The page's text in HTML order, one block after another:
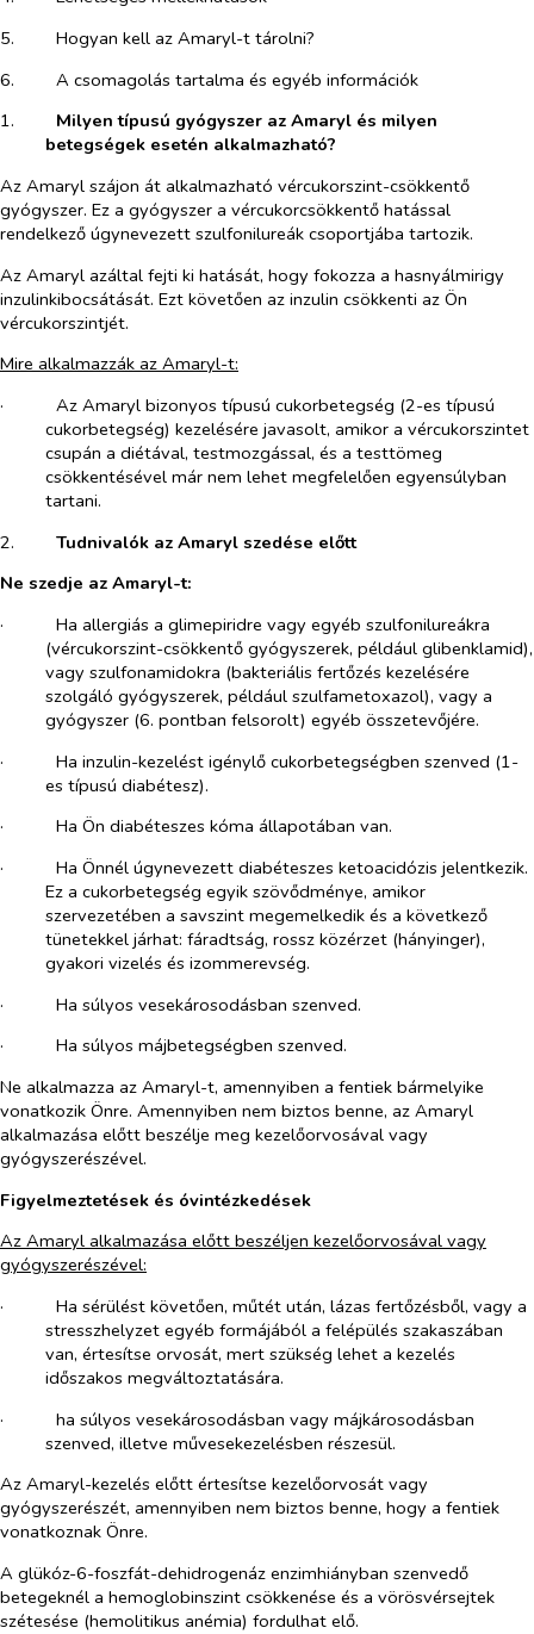
5.​
Hogyan kell az Amaryl-t tárolni?
6.​
A csomagolás tartalma és egyéb információk
1.​
Milyen típusú gyógyszer az Amaryl és milyen
betegségek esetén alkalmazható?
Az Amaryl szájon át alkalmazható vércukorszint-csökkentő
gyógyszer. Ez a gyógyszer a vércukorcsökkentő hatással
rendelkező úgynevezett szulfonilureák csoportjába tartozik.
Az Amaryl azáltal fejti ki hatását, hogy fokozza a hasnyálmirigy
inzulinkibocsátását. Ezt követően az inzulin csökkenti az Ön
vércukorszintjét.
Mire alkalmazzák az Amaryl-t:
·​
Az Amaryl bizonyos típusú cukorbetegség (2-es típusú
cukorbetegség) kezelésére javasolt, amikor a vércukorszintet
csupán a diétával, testmozgással, és a testtömeg
csökkentésével már nem lehet megfelelően egyensúlyban
tartani.
2.​
Tudnivalók az Amaryl szedése előtt
Ne szedje az Amaryl-t:
·​
Ha allergiás a glimepiridre vagy egyéb szulfonilureákra
(vércukorszint-csökkentő gyógyszerek, például glibenklamid),
vagy szulfonamidokra (bakteriális fertőzés kezelésére
szolgáló gyógyszerek, például szulfametoxazol), vagy a
gyógyszer (6. pontban felsorolt) egyéb összetevőjére.
·​
Ha inzulin-kezelést igénylő cukorbetegségben szenved (1-
es típusú diabétesz).
·​
Ha Ön diabéteszes kóma állapotában van.
·​
Ha Önnél úgynevezett diabéteszes ketoacidózis jelentkezik.
Ez a cukorbetegség egyik szövődménye, amikor
szervezetében a savszint megemelkedik és a következő
tünetekkel járhat: fáradtság, rossz közérzet (hányinger),
gyakori vizelés és izommerevség.
·​
Ha súlyos vesekárosodásban szenved.
·​
Ha súlyos májbetegségben szenved.
Ne alkalmazza az Amaryl-t, amennyiben a fentiek bármelyike
vonatkozik Önre. Amennyiben nem biztos benne, az Amaryl
alkalmazása előtt beszélje meg kezelőorvosával vagy
gyógyszerészével.
Figyelmeztetések és óvintézkedések
Az Amaryl alkalmazása előtt beszéljen kezelőorvosával vagy
gyógyszerészével:
·​
Ha sérülést követően, műtét után, lázas fertőzésből, vagy a
stresszhelyzet egyéb formájából a felépülés szakaszában
van, értesítse orvosát, mert szükség lehet a kezelés
időszakos megváltoztatására.
·​
ha súlyos vesekárosodásban vagy májkárosodásban
szenved, illetve művesekezelésben részesül.
Az Amaryl-kezelés előtt értesítse kezelőorvosát vagy
gyógyszerészét, amennyiben nem biztos benne, hogy a fentiek
vonatkoznak Önre.
A glükóz-6-foszfát-dehidrogenáz enzimhiányban szenvedő
betegeknél a hemoglobinszint csökkenése és a vörösvérsejtek
szétesése (hemolitikus anémia) fordulhat elő.